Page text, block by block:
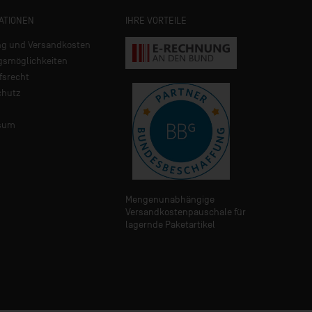
und Versandkosten
IHRE VORTEILE
Mengenunabhängige
Versandkostenpauschale für
lagernde Paketartikel